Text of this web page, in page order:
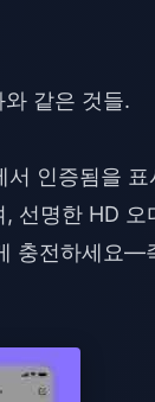
같은 것들.
인증됨을 표
명한 HD 오
충전하세요—